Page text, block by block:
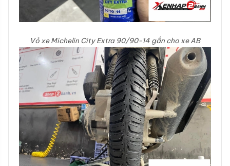
Vỏ xe Michelin City Extra 90/90-14 gắn cho xe AB